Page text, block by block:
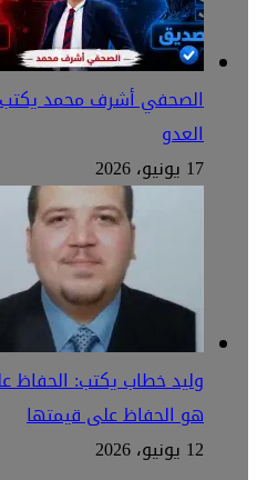
الصحفي أشرف محمد يكتب:
العدو
17 يونيو، 2026
وليد خطاب يكتب: الحفاظ
هو الحفاظ على قيمتها
12 يونيو، 2026